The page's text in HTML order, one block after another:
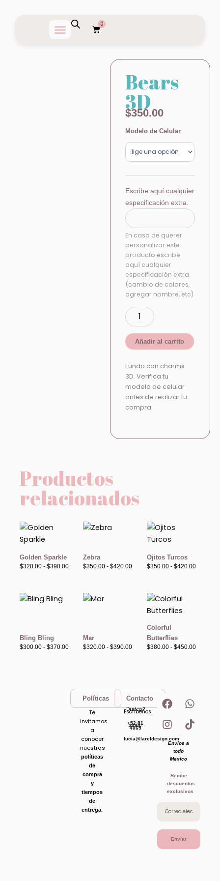
0
Carrito
Bears
3D
$350.00
Modelo de Celular
Escribe aquí cualquier
especificación extra.
En caso de querer
personalizar este
producto escribe
aquí cualquier
especificación extra.
(cambio de colores,
agregar nombre, etc)
Bears
cantidad
Añadir al carrito
Funda con charms
3D. Verifica tu
modelo de celular
antes de realizar tu
compra.
Productos
relacionados
Golden Sparkle
$320.00 - $390.00
Rango
$320.00
$390.00
Zebra
$350.00 - $420.00
Rango
precios:
$350.00
$420.00
Ojitos Turcos
$350.00 - $420.00$420.00
Bling Bling
$300.00 - $370.00
Rango
$370.00
Mar
$320.00 - $390.00
Rango
precios:
$320.00
$390.00
Colorful
Butterflies
$380.00 - $450.00
Políticas
Te
invitamos
a
conocer
nuestras
políticas
de
compra
y
tiempos
de
entrega.
Contacto
Dudas?
Escribenos
+52 81
3090-
4065
lucia@lareldesign.com
F
a
c
e
b
o
o
k
W
h
a
t
I
n
s
t
a
g
r
a
m
T
i
k
t
Envios a
todo
Mexico
Recibe
descuentos
exclusivos
Enviar